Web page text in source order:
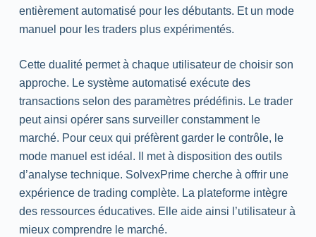
entièrement automatisé pour les débutants. Et un mode
manuel pour les traders plus expérimentés.
Cette dualité permet à chaque utilisateur de choisir son
approche. Le système automatisé exécute des
transactions selon des paramètres prédéfinis. Le trader
peut ainsi opérer sans surveiller constamment le
marché. Pour ceux qui préfèrent garder le contrôle, le
mode manuel est idéal. Il metà disposition des outils
d’analyse technique. SolvexPrime cherche à offrir une
expérience de trading complète. La plateforme intègre
des ressources éducatives. Elle aide ainsi l’utilisateur à
mieux comprendre le marché.